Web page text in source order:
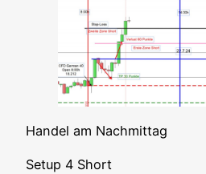
Han­del am Nachmittag
Set­up 4 Short